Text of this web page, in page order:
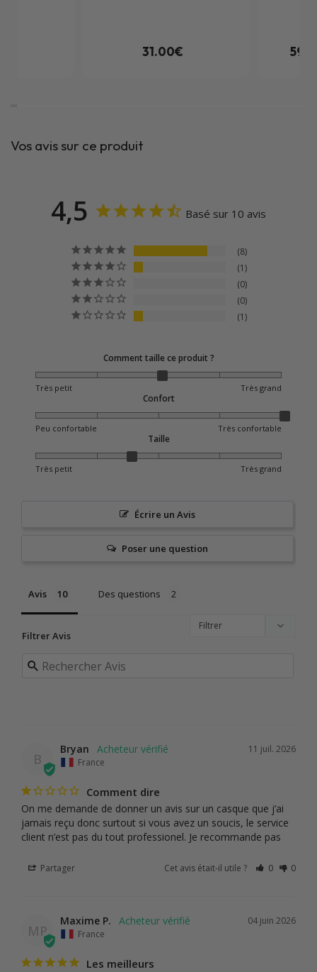
31.00€
Vos avis sur ce produit
4,5 Basé sur 10 avis
8
1
0
0
1
Comment taille ce produit ?
Très petit Très grand
Confort
Peu confortable Très confortable
Taille
Très petit Très grand
Écrire un Avis
Poser une question
Avis Des questions
Filtrer Avis
B
11 juil. 2026
Bryan
France
Comment dire
On me demande de donner un avis sur un casque que j’ai
jamais reçu donc surtout si vous avez un soucis, le service
Partager Cet avis était-il utile ? 0 0
MP
04 juin 2026
Maxime P.
France
Les meilleurs